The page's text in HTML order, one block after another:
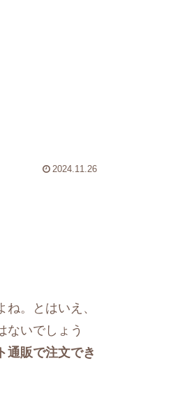
2024.11.26
。とはいえ、
ないでしょう
通販で注文でき